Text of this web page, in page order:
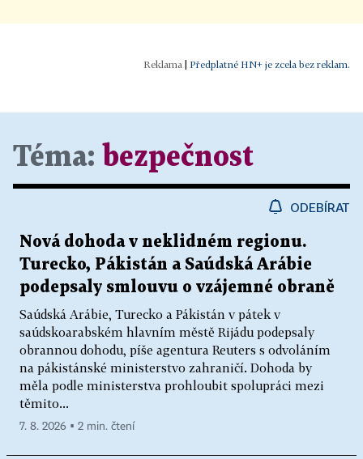
| Předplatné HN+ je zcela bez reklam.
Téma: bezpečnost
ODEBÍRAT
Nová dohoda v neklidném regionu.
Turecko, Pákistán a Saúdská Arábie
podepsaly smlouvu o vzájemné obraně
Saúdská Arábie, Turecko a Pákistán v pátek v
saúdskoarabském hlavním městě Rijádu podepsaly
obrannou dohodu, píše agentura Reuters s odvoláním
na pákistánské ministerstvo zahraničí. Dohoda by
měla podle ministerstva prohloubit spolupráci mezi
těmito...
7. 8. 2026 ▪ 2 min. čtení